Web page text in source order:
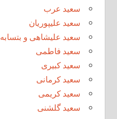
سعید عرب
سعید علیپوریان
سعید علیشاهی و بتسابه
سعید فاطمی
سعید کبیری
سعید کرمانی
سعید کریمی
سعید گلشنی